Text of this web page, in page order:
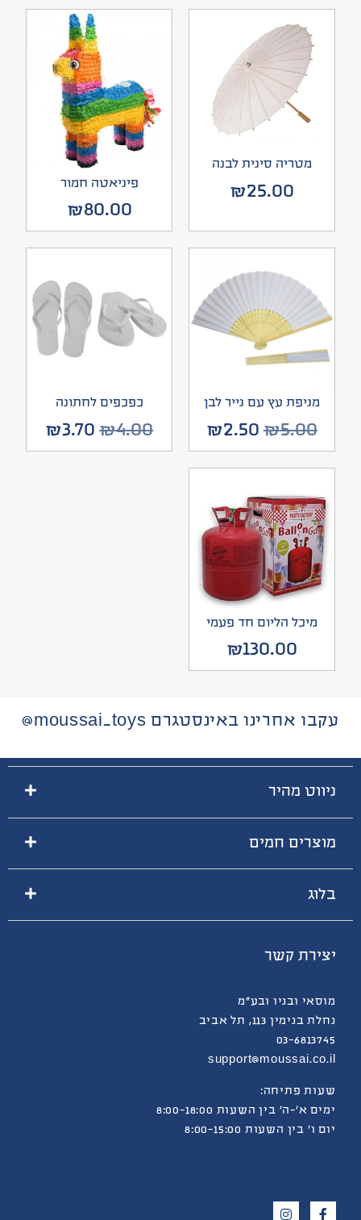
מטריה סינית לבנה
₪25.00 פיניאטה חמור
₪80.00
מניפת עץ עם נייר לבן
₪5.00
₪2.50
כפכפים לחתונה
₪4.00
₪3.70
מיכל הליום חד פעמי
₪130.00
עקבו אחרינו באינסטגרם moussai_toys@
ניווט מהיר
מוצרים חמים
בלוג
יצירת קשר
מוסאי ובניו ובע”מ
נחלת בנימין 113, תל אביב
03-6813745
support@moussai.co.il
שעות פתיחה:
ימים א’-ה’ בין השעות 8:00-18:00
יום ו’ בין השעות 8:00-15:00